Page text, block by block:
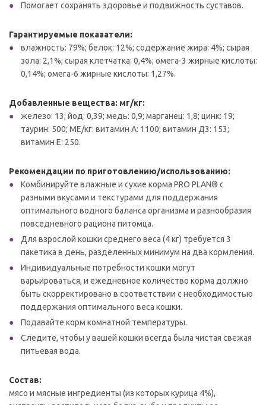
Помогает сохранять здоровье и подвижность суставов.
Гарантируемые показатели:
влажность: 79%; белок: 12%; содержание жира: 4%; сырая
зола: 2,1%; сырая клетчатка: 0,4%; омега-3 жирные кислоты:
0,14%; омега-6 жирные кислоты: 1,27%.
Добавленные вещества: мг/кг:
железо: 13; йод: 0,39; медь: 0,9; марганец: 1,8; цинк: 19;
таурин: 500; МЕ/кг: витамин А: 1100; витамин Д3: 153;
витамин Е: 250.
Рекомендации по приготовлению/использованию:
Комбинируйте влажные и сухие корма PRO PLAN® с
разными вкусами и текстурами для поддержания
оптимального водного баланса организма и разнообразия
повседневного рациона питомца.
Для взрослой кошки среднего веса (4 кг) требуется 3
пакетика в день, разделенных минимум на два кормления.
Индивидуальные потребности кошки могут
варьироваться, и ежедневное количество корма должно
быть скорректировано в соответствии с необходимостью
поддержания оптимального веса кошки.
Подавайте корм комнатной температуры.
Следите, чтобы у вашей кошки всегда была чистая свежая
питьевая вода.
Состав:
мясо и мясные ингредиенты (из которых курица 4%),